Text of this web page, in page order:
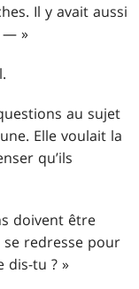
Il y avait aussi
— »
au sujet
Elle voulait la
qu’ils
doivent être
se redresse pour
dis-tu ? »